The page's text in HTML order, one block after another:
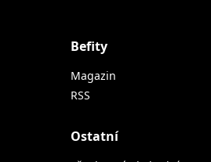
Befity
Magazin
RSS
Ostatní